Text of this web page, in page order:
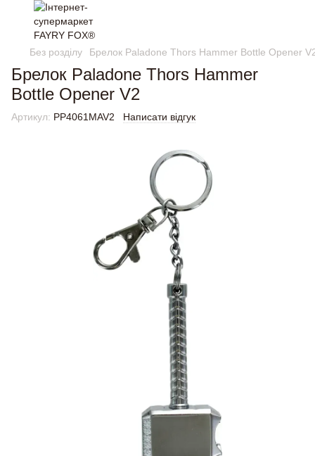
Без розділу Брелок Paladone Thors Hammer Bottle Opener
Брелок Paladone Thors Hammer
Bottle Opener V2
Артикул: PP4061MAV2 Написати відгук